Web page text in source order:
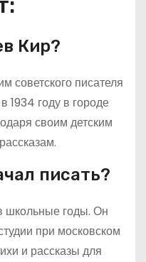
Кир?
советского писателя
1934 году в городе
своим детским
писать?
школьные годы. Он
при московском
и рассказы для